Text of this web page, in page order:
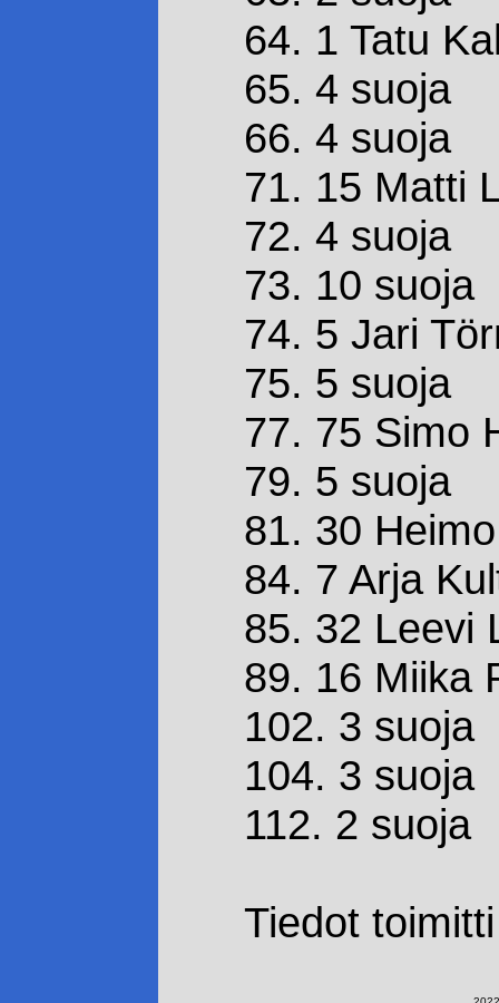
64. 1 Tatu
65. 4 suoja
66. 4 suoja
71. 15 Matti
72. 4 suoja
73. 10 suoja
74. 5 Jari
75. 5 suoja
77. 75 Simo
79. 5 suoja
81. 30
84. 7 Arja
85. 32 Leevi
89. 16 Miika
102. 3 suoja
104. 3 suoja
112. 2 suoja
Tiedot